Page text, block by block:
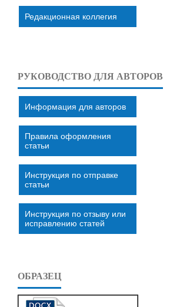
Редакционная коллегия
РУКОВОДСТВО ДЛЯ АВТОРОВ
Информация для авторов
Правила оформления
статьи
Инструкция по отправке
статьи
Инструкция по отзыву или
исправлению статей
ОБРАЗЕЦ